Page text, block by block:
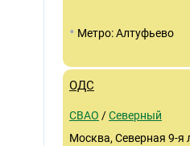
• Метро: Алтуфьево
ОДС
СВАО /Северный
Москва, Северная 9-я